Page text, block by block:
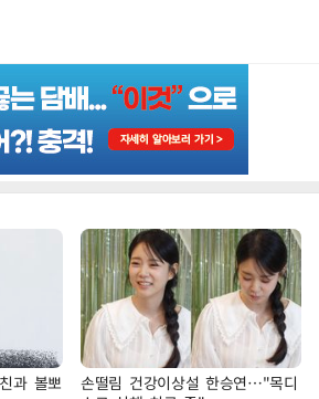
과 볼뽀
손떨림 건강이상설 한승연…"목디